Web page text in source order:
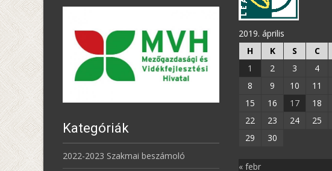
2019. április
H
K S C
1
2 3 4
8
9 10 11
15
16 17 18
22
23 24 25
29
30
« febr
Kategóriák
2022-2023 Szakmai beszámoló